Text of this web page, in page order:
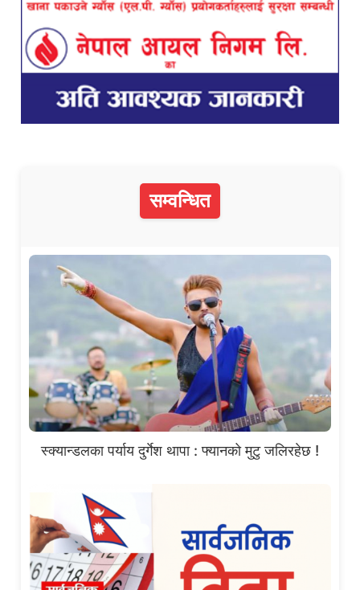
सम्वन्धित
स्क्यान्डलका पर्याय दुर्गेश थापा : फ्यानको मुटु जलिरहेछ !